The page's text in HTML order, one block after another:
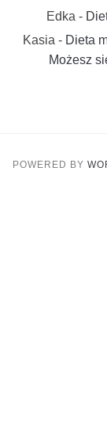
Edka -
Kasia - Dieta
Możesz
POWERED BY